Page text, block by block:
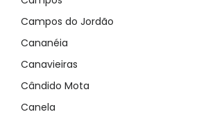
Campos do Jordão
Cananéia
Canavieiras
Cândido Mota
Canela